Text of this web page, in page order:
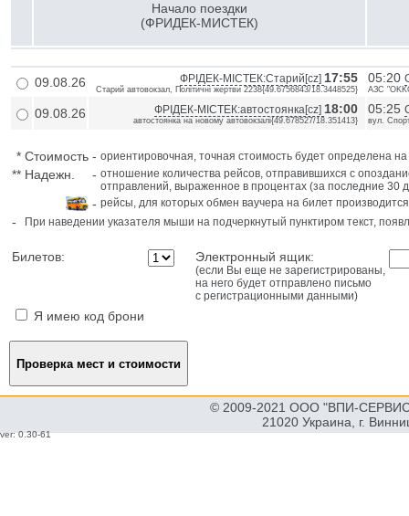
Начало поездки
(ФРИДЕК-МИСТЕК)
09.08.26 ФРІДЕК-МІСТЕК:Старий[cz] 17:55
Старий автовокзал, Політичні жертви 2238{49.6756843/18.3448525}
05:20
АЗС
09.08.26 ФРІДЕК-МІСТЕК:автостоянка[cz] 18:00
автостоянка на новому автовокзалі{49.678527/18.351413}
05:25
вул.
* Стоимость - ориентировочная, точная стоимость будет определена
** Надежн. - отношение количества рейсов, отправившихся с
отправлений, выраженное в процентах (за последние 30
- рейсы, для которых обмен ваучера на билет
- При наведении указателя мыши на подчеркнутый пунктиром текст,
Билетов: Электронный ящик:
(если Вы еще не зарегистрированы,
на него будет отправлено письмо
с регистрационными данными)
Я имею код брони
© 2009-2021 ООО "ВПИ-
21020 Украина, г.
ver: 0.30-61